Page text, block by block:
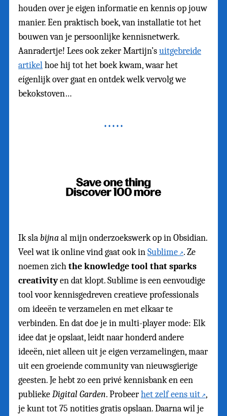
houden over je eigen informatie en kennis op jouw
manier. Een praktisch boek, van installatie tot het
bouwen van je persoonlijke kennisnetwerk.
Aanradertje! Lees ook zeker Martijn’suitgebreide
artikelhoe hij tot het boek kwam, waar het
eígenlijk over gaat en ontdek welk vervolg we
bekokstoven…
Ik sla bijnaal mijn onderzoekswerk op in Obsidian.
Veel wat ik online vind gaat ook inSublime . Ze
noemen zichthe knowledge tool that sparks
creativityen dat klopt. Sublime is een eenvoudige
tool voor kennisgedreven creatieve professionals
om ideeën te verzamelen en met elkaar te
verbinden. En dat doe je in multi-player mode: Elk
idee dat je opslaat, leidt naar honderd andere
ideeën, niet alleen uit je eigen verzamelingen, maar
uit een groeiende community van nieuwsgierige
geesten. Je hebt zo een privé kennisbank en een
publiekeDigital Garden. Probeerhet zelf eens uit ,
je kunt tot 75 notities gratis opslaan. Daarna wil je